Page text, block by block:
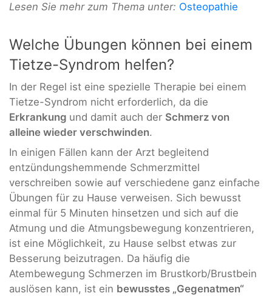
Lesen Sie mehr zum Thema unter: Osteopathie
Welche Übungen können bei einem
Tietze-Syndrom helfen?
In der Regel ist eine spezielle Therapie bei einem
Tietze-Syndrom nicht erforderlich, da die
Erkrankung und damit auch der Schmerz von
alleine wieder verschwinden.
In einigen Fällen kann der Arzt begleitend
entzündungshemmende Schmerzmittel
verschreiben sowie auf verschiedene ganz einfache
Übungen für zu Hause verweisen. Sich bewusst
einmal für 5 Minuten hinsetzen und sich auf die
Atmung und die Atmungsbewegung konzentrieren,
ist eine Möglichkeit, zu Hause selbst etwas zur
Besserung beizutragen. Da häufig die
Atembewegung Schmerzen im Brustkorb/Brustbein
auslösen kann, ist ein bewusstes „Gegenatmen“